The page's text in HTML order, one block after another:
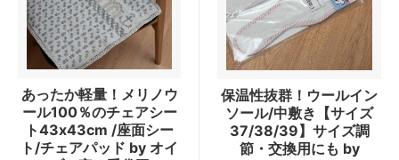
あったか軽量！メリノウ
ール100％のチェアシー
ト43x43cm /座面シー
ト/チェアパッド by オイ
保温性抜群！ウールイン
ソール/中敷き【サイズ
37/38/39】サイズ調
節・交換用にも by